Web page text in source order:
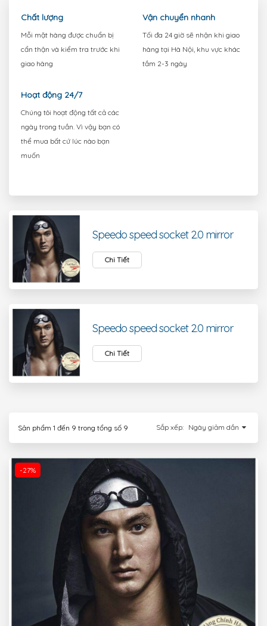
Chất lượng
Mỗi mặt hàng được chuẩn bị
cẩn thận và kiểm tra trước khi
giao hàng
Vận chuyển nhanh
Tối đa 24 giờ sẽ nhận khi giao
hàng tại Hà Nội, khu vực khác
tầm 2-3 ngày
Hoạt động 24/7
Chúng tôi hoạt động tất cả các
ngày trong tuần. Vì vậy bạn có
thể mua bất cứ lúc nào bạn
muốn
Speedo speed socket 2.0 mirror
Chi Tiết
Speedo speed socket 2.0 mirror
Chi Tiết
Sản phẩm 1 đến 9 trong tổng số 9 Sắp xếp: Ngày giảm dần
-27%